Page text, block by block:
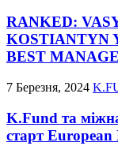
RANKED:
KOSTIANTYN
BEST
7 Березня, 2024
K.Fund та
старт European